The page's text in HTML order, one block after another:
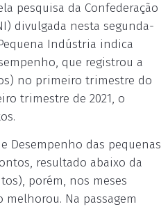
pesquisa da Confederação
divulgada nesta segunda-
Indústria indica
que registrou a
no primeiro trimestre do
trimestre de 2021, o
Desempenho das pequenas
resultado abaixo da
porém, nos meses
Na passagem